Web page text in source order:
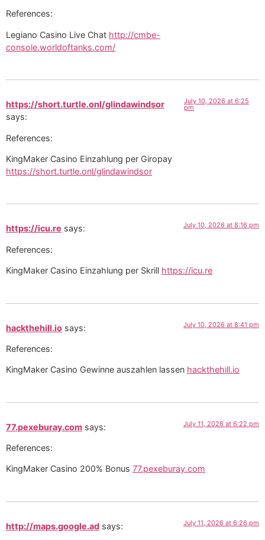
References:
Legiano Casino Live Chat http://cmbe-
console.worldoftanks.com/
https://short.turtle.onl/glindawindsor
says:
July 10, 2026 at 6:25
pm
References:
KingMaker Casino Einzahlung per Giropay
https://short.turtle.onl/glindawindsor
https://icu.re says: July 10, 2026 at 8:16 pm
References:
KingMaker Casino Einzahlung per Skrill https://icu.re
hackthehill.io says: July 10, 2026 at 8:41 pm
References:
KingMaker Casino Gewinne auszahlen lassen hackthehill.io
77.pexeburay.com says: July 11, 2026 at 6:22 pm
References:
KingMaker Casino 200% Bonus 77.pexeburay.com
http://maps.google.ad says: July 11, 2026 at 6:26 pm